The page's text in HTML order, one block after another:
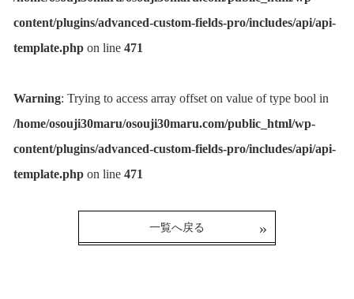
content/plugins/advanced-custom-fields-pro/includes/api/api-
template.phpon line 471
Warning: Trying to access array offset on value of type bool in
/home/osouji30maru/osouji30maru.com/public_html/wp-
content/plugins/advanced-custom-fields-pro/includes/api/api-
template.phpon line 471
一覧へ戻る